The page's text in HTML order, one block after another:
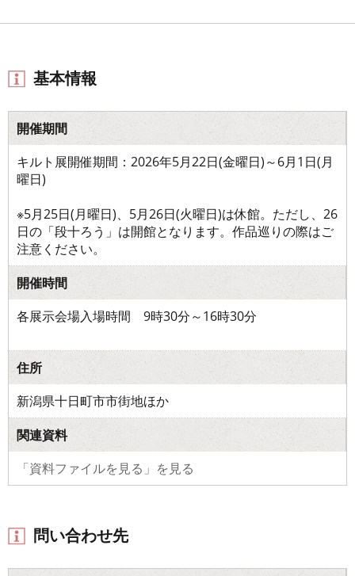
基本情報
開催期間
キルト展開催期間：2026年5月22日(金曜日)～6月1日(月
曜日)
※5月25日(月曜日)、5月26日(火曜日)は休館。ただし、26
日の「段十ろう」は開館となります。作品巡りの際はご
注意ください。
開催時間
各展示会場入場時間 9時30分～16時30分
住所
新潟県十日町市市街地ほか
関連資料
「資料ファイルを見る」を見る
問い合わせ先